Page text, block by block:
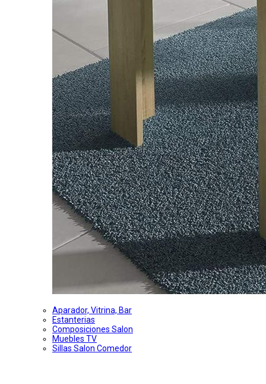
Aparador, Vitrina, Bar
Estanterias
Composiciones Salon
Muebles TV
Sillas Salon Comedor